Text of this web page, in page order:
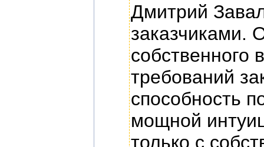
Дмитрий
заказчиками.
собственного
требований
способность
мощной
только с